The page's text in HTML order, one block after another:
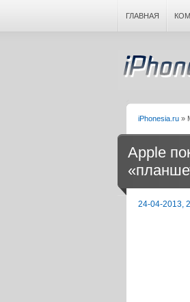
ГЛАВНАЯ
iPhonesia.ru »
Apple
24-04-2013,